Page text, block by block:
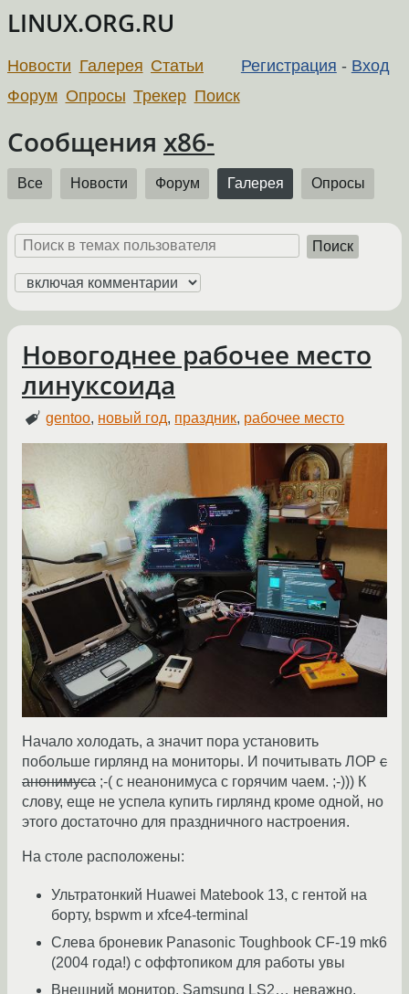
LINUX.ORG.RU
Регистрация - Вход
Новости Галерея Статьи
Форум Опросы Трекер Поиск
Сообщения x86-
Все Новости Форум Галерея Опросы
Поиск
Новогоднее рабочее место
линуксоида
gentoo, новый год, праздник, рабочее место
Начало холодать, а значит пора установить
побольше гирлянд на мониторы. И почитывать ЛОР с
анонимуса ;-( с неанонимуса с горячим чаем. ;-))) К
слову, еще не успела купить гирлянд кроме одной, но
этого достаточно для праздничного настроения.
На столе расположены:
Ультратонкий Huawei Matebook 13, с гентой на
борту, bspwm и xfce4-terminal
Слева броневик Panasonic Toughbook CF-19 mk6
(2004 года!) с оффтопиком для работы увы
Внешний монитор, Samsung LS2… неважно,